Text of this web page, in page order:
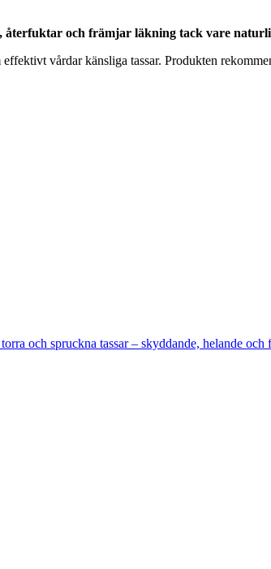
återfuktar och främjar läkning tack vare
vårdar känsliga tassar. Produkten
och spruckna tassar – skyddande, helande